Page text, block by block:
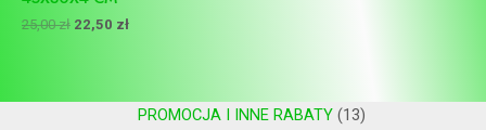
25,00zł 22,50 zł
PROMOCJA I INNE RABATY 13